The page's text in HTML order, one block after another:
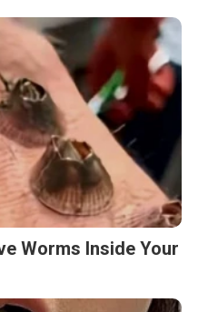
Worms Inside Your